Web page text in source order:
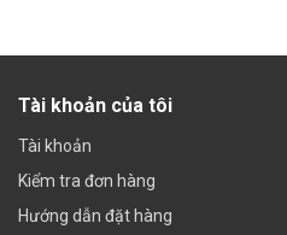
Tài khoản của tôi
Tài khoản
Kiểm tra đơn hàng
Hướng dẫn đặt hàng